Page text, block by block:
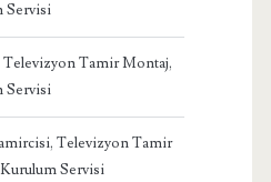
Servisi
Televizyon Tamir Montaj,
Servisi
Televizyon Tamir
Servisi